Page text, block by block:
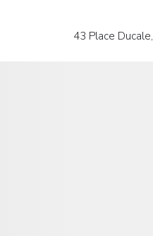
43 Place Ducale,